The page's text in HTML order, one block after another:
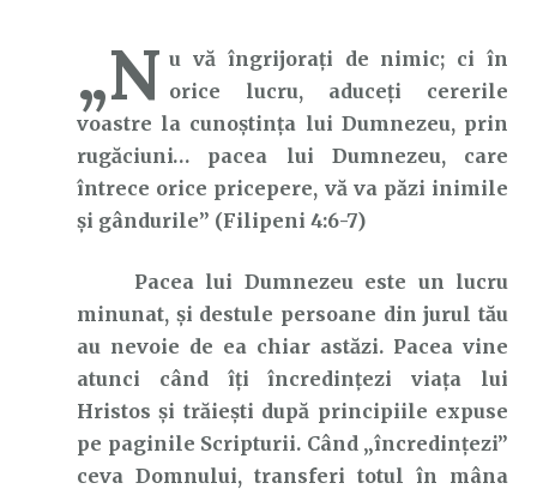
„N u vă îngrijoraţi de nimic; ci în
orice lucru, aduceţi cererile
voastre la cunoştinţa lui Dumnezeu, prin
rugăciuni… pacea lui Dumnezeu, care
întrece orice pricepere, vă va păzi inimile
şi gândurile” (Filipeni 4:6-7)
Pacea lui Dumnezeu este un lucru
minunat, și destule persoane din jurul tău
au nevoie de ea chiar astăzi. Pacea vine
atunci când îți încredințezi viața lui
Hristos și trăiești după principiile expuse
pe paginile Scripturii. Când „încredințezi”
ceva Domnului, transferi totul în mâna